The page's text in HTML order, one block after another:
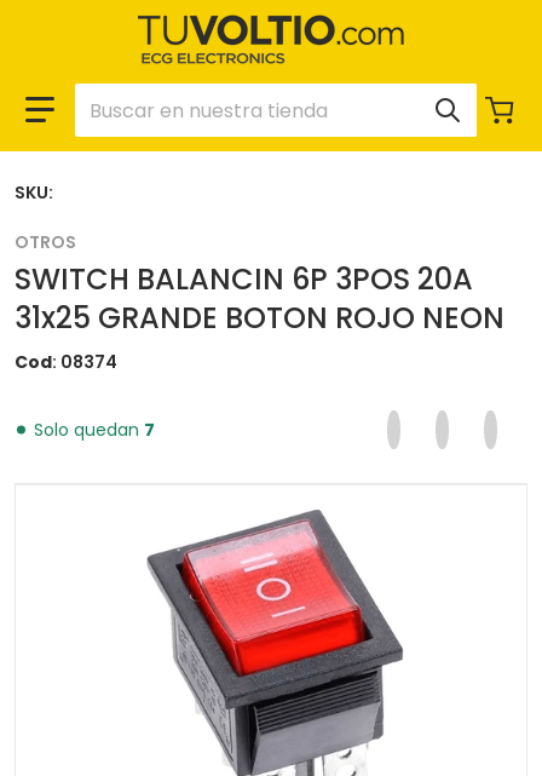
Buscar en nuestra tienda
Abrir contenido
OTROS
SWITCH BALANCIN 6P 3POS 20A
31x25 GRANDE BOTON ROJO NEON
Cod 08374
Solo quedan 7 Compartir en
Se abre en una
Twittear
Se abre
Se
SKU: